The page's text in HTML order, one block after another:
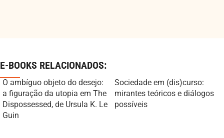
E-BOOKS RELACIONADOS:
O ambíguo objeto do desejo:
a figuração da utopia em The
Dispossessed, de Ursula K. Le
Guin
Sociedade em (dis)curso:
mirantes teóricos e diálogos
possíveis